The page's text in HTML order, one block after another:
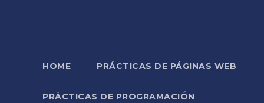
HOME PRÁCTICAS DE PÁGINAS WEB
PRÁCTICAS DE PROGRAMACIÓN